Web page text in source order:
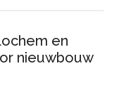
en
nieuwbouw